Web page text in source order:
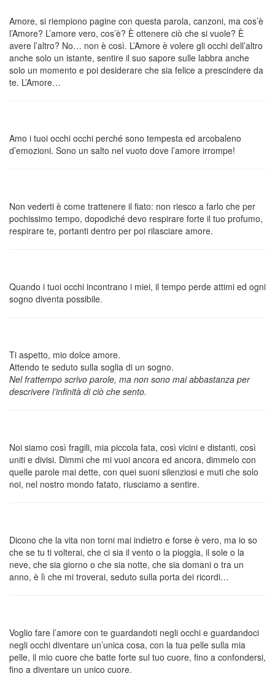
Amore, si riempiono pagine con questa parola, canzoni, ma cos’è
l’Amore? L’amore vero, cos’è? È ottenere ciò che si vuole? È
avere l’altro? No… non è così. L’Amore è volere gli occhi dell’altro
anche solo un istante, sentire il suo sapore sulle labbra anche
solo un momento e poi desiderare che sia felice a prescindere da
te. L’Amore…
Amo i tuoi occhi occhi perché sono tempesta ed arcobaleno
d’emozioni. Sono un salto nel vuoto dove l’amore irrompe!
Non vederti è come trattenere il fiato: non riesco a farlo che per
pochissimo tempo, dopodiché devo respirare forte il tuo profumo,
respirare te, portanti dentro per poi rilasciare amore.
Quando i tuoi occhi incontrano i miei, il tempo perde attimi ed ogni
sogno diventa possibile.
Ti aspetto, mio dolce amore.
Attendo te seduto sulla soglia di un sogno.
Nel frattempo scrivo parole, ma non sono mai abbastanza per
descrivere l’infinità di ciò che sento.
Noi siamo così fragili, mia piccola fata, così vicini e distanti, così
uniti e divisi. Dimmi che mi vuoi ancora ed ancora, dimmelo con
quelle parole mai dette, con quei suoni silenziosi e muti che solo
noi, nel nostro mondo fatato, riusciamo a sentire.
Dicono che la vita non torni mai indietro e forse è vero, ma io so
che se tu ti volterai, che ci sia il vento o la pioggia, il sole o la
neve, che sia giorno o che sia notte, che sia domani o tra un
anno, è lì che mi troverai, seduto sulla porta dei ricordi…
Voglio fare l’amore con te guardandoti negli occhi e guardandoci
negli occhi diventare un’unica cosa, con la tua pelle sulla mia
pelle, il mio cuore che batte forte sul tuo cuore, fino a confondersi,
fino a diventare un unico cuore.